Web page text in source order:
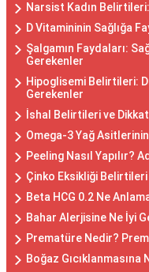
Narsist Kadın
D Vitamininin Sağlığa
Şalgamın Faydaları:
Gerekenler
Hipoglisemi Belirtileri:
Gerekenler
İshal Belirtileri ve
Omega-3 Yağ
Peeling Nasıl Yapılır?
Çinko Eksikliği
Beta HCG 0.2 Ne
Bahar Alerjisine Ne İyi
Prematüre Nedir?
Boğaz